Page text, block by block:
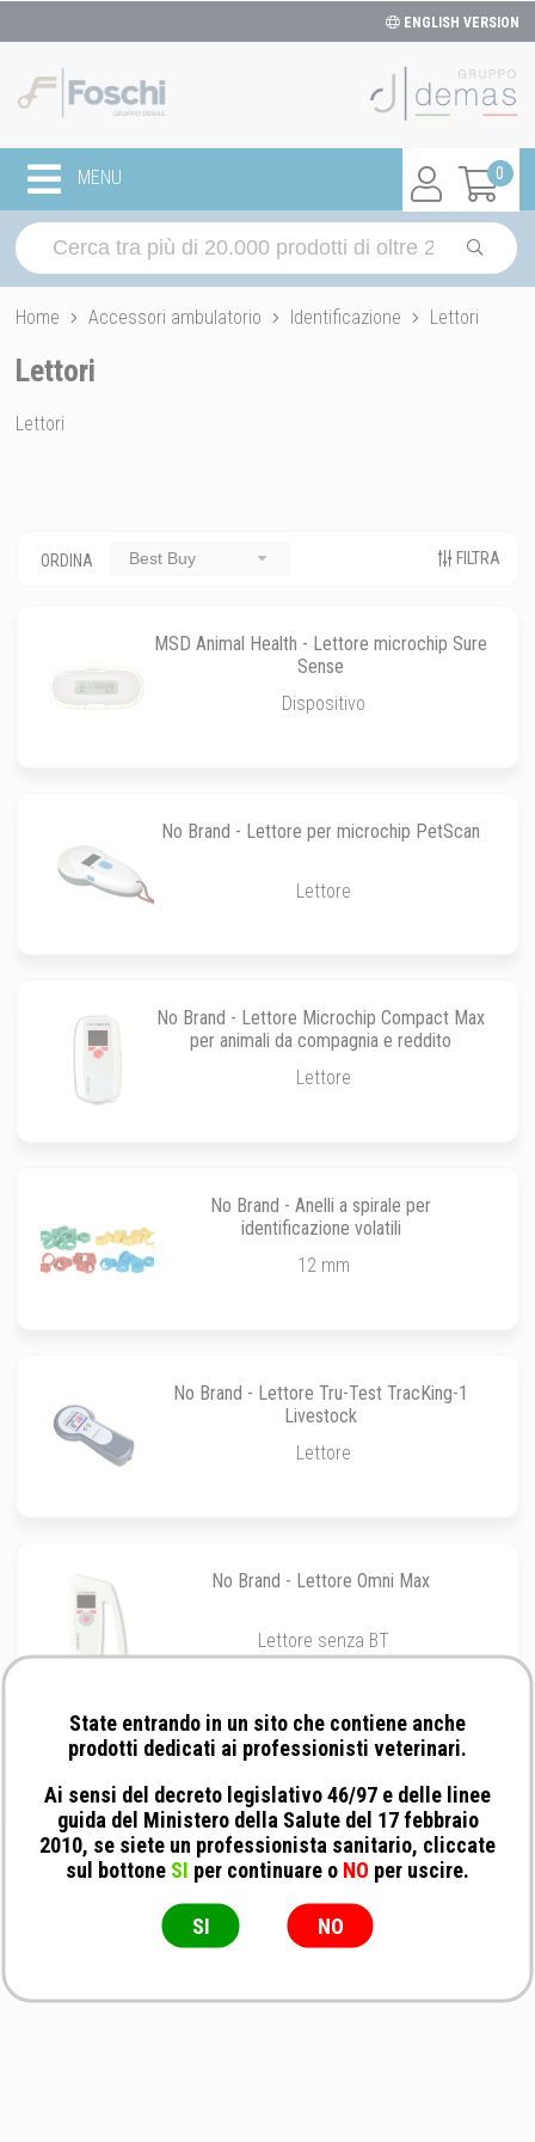
ENGLISH VERSION
0
MENU
Home Accessori ambulatorio Identificazione Lettori
Lettori
Lettori
ORDINA Best Buy FILTRA
MSD Animal Health - Lettore microchip Sure
Sense
Dispositivo
No Brand - Lettore per microchip PetScan
Lettore
No Brand - Lettore Microchip Compact Max
per animali da compagnia e reddito
Lettore
No Brand - Anelli a spirale per
identificazione volatili
12 mm
No Brand - Lettore Tru-Test TracKing-1
Livestock
Lettore
No Brand - Lettore Omni Max
Lettore senza BT
State entrando in un sito che contiene anche
prodotti dedicati ai professionisti veterinari.
Ai sensi del decreto legislativo 46/97 e delle linee
guida del Ministero della Salute del 17 febbraio
2010, se siete un professionista sanitario, cliccate
sul bottone SI per continuare o NO per uscire.
SI NO